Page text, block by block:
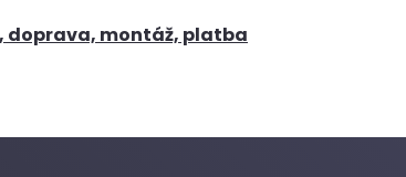
doprava, montáž, platba